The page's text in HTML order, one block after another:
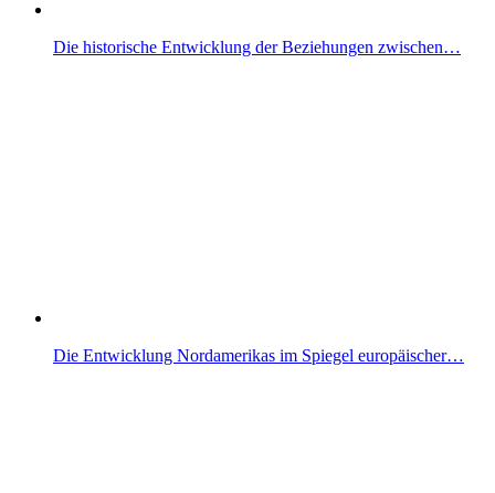
Die historische Entwicklung der Beziehungen zwischen…
Die Entwicklung Nordamerikas im Spiegel europäischer…